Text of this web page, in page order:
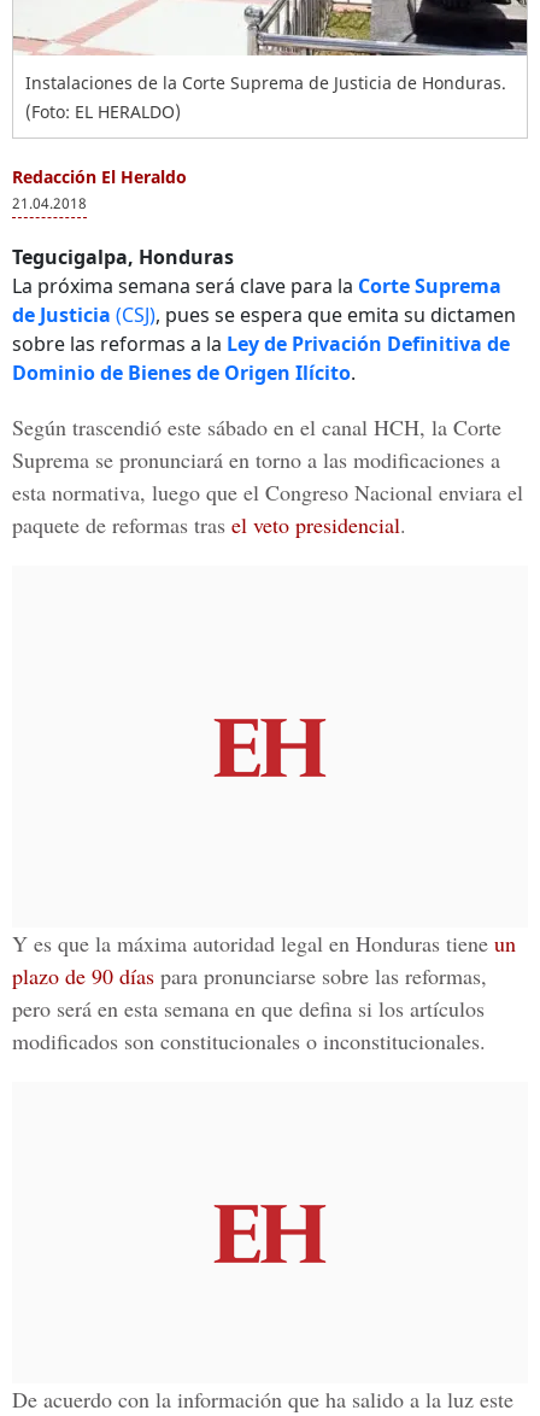
Instalaciones de la Corte Suprema de Justicia de Honduras.
(Foto: EL HERALDO)
Redacción El Heraldo
21.04.2018
Tegucigalpa, Honduras
La próxima semana será clave para la Corte Suprema
de Justicia (CSJ), pues se espera que emita su dictamen
sobre las reformas a la Ley de Privación Definitiva de
Dominio de Bienes de Origen Ilícito.
Según trascendió este sábado en el canal HCH, la Corte
Suprema se pronunciará en torno a las modificaciones a
esta normativa, luego que el Congreso Nacional enviara el
paquete de reformas tras el veto presidencial.
Y es que la máxima autoridad legal en Honduras tiene un
plazo de 90 días para pronunciarse sobre las reformas,
pero será en esta semana en que defina si los artículos
modificados son constitucionales o inconstitucionales.
De acuerdo con la información que ha salido a la luz este